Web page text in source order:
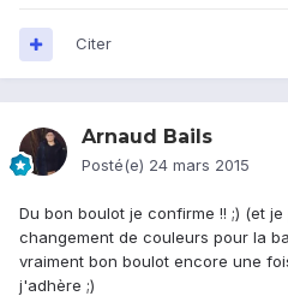
Citer
Arnaud Bails
Posté(e) 24 mars 2015
Du bon boulot je confirme !! ;) (et
changement de couleurs pour la
vraiment bon boulot encore une
j'adhère ;)